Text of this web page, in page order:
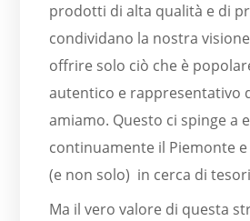
prodotti di alta qualità e di
condividano la nostra
offrire solo ciò che è
autentico e rappresentativo
amiamo. Questo ci spinge a
continuamente il Piemonte e
(e non solo) in cerca di
Ma il vero valore di questa